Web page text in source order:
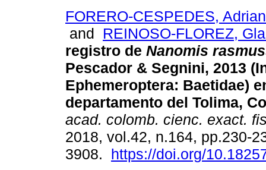
FORERO-CESPEDES,
and REINOSO-FLOREZ,
registro de Nanomis
Pescador & Segnini, 2013
Ephemeroptera: Baetidae)
departamento del Tolima,
acad. colomb. cienc. exact.
2018, vol.42, n.164, pp.230-
3908. https://doi.org/